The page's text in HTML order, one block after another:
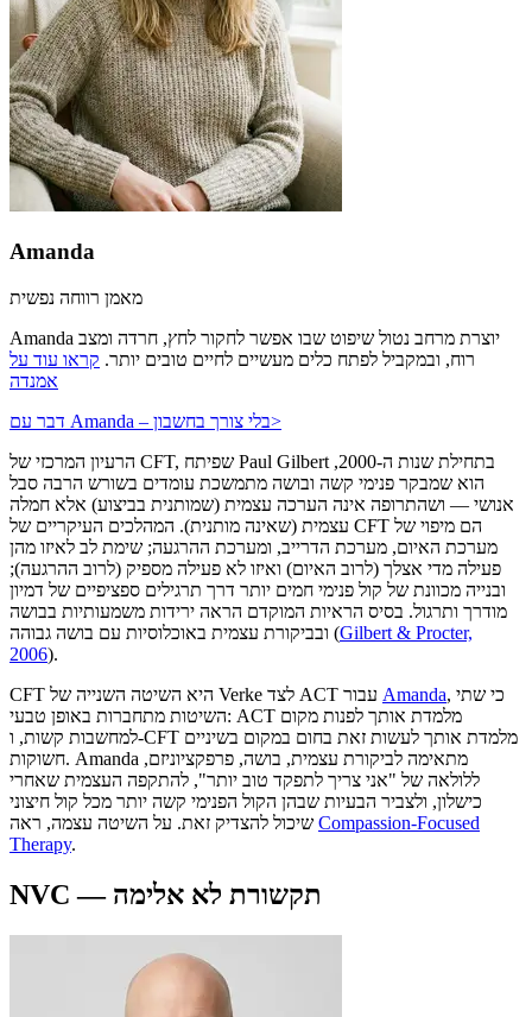
Amanda
מאמן רווחה נפשית
Amanda יוצרת מרחב נטול שיפוט שבו אפשר לחקור לחץ, חרדה ומצב
רוח, ובמקביל לפתח כלים מעשיים לחיים טובים יותר. קראו עוד על
אמנדה
דבר עם Amanda – בלי צורך בחשבון>
הרעיון המרכזי של CFT, שפיתח Paul Gilbert בתחילת שנות ה-2000,
הוא שמבקר פנימי קשה ובושה מתמשכת עומדים בשורש הרבה סבל
אנושי — ושהתרופה אינה הערכה עצמית (שמותנית בביצוע) אלא חמלה
עצמית (שאינה מותנית). המהלכים העיקריים של CFT הם מיפוי של
מערכת האיום, מערכת הדרייב, ומערכת ההרגעה; שימת לב לאיזו מהן
פעילה מדי אצלך (לרוב האיום) ואיזו לא פעילה מספיק (לרוב ההרגעה);
ובנייה מכוונת של קול פנימי חמים יותר דרך תרגילים ספציפיים של דמיון
מודרך ותרגול. בסיס הראיות המוקדם הראה ירידות משמעותיות בבושה
ובביקורת עצמית באוכלוסיות עם בושה גבוהה (Gilbert & Procter,
2006).
Amanda, כי שתי
השיטות מתחברות באופן טבעי: ACT מלמדת אותך לפנות מקום
למחשבות קשות, ו-CFT מלמדת אותך לעשות זאת בחום במקום בשיניים
חשוקות. Amanda מתאימה לביקורת עצמית, בושה, פרפקציוניזם,
ללולאה של "אני צריך לתפקד טוב יותר", להתקפה העצמית שאחרי
כישלון, ולצביר הבעיות שבהן הקול הפנימי קשה יותר מכל קול חיצוני
Compassion-Focused
Therapy.
NVC — תקשורת לא אלימה